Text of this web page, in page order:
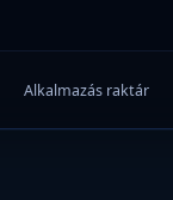
Alkalmazás raktár